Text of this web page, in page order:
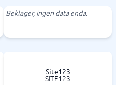
Beklager, ingen data enda.
Site123
SITE123